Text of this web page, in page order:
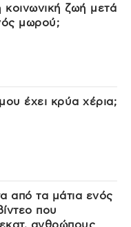
κοινωνική ζωή μετά
μωρού;
έχει κρύα χέρια;
από τα μάτια ενός
που